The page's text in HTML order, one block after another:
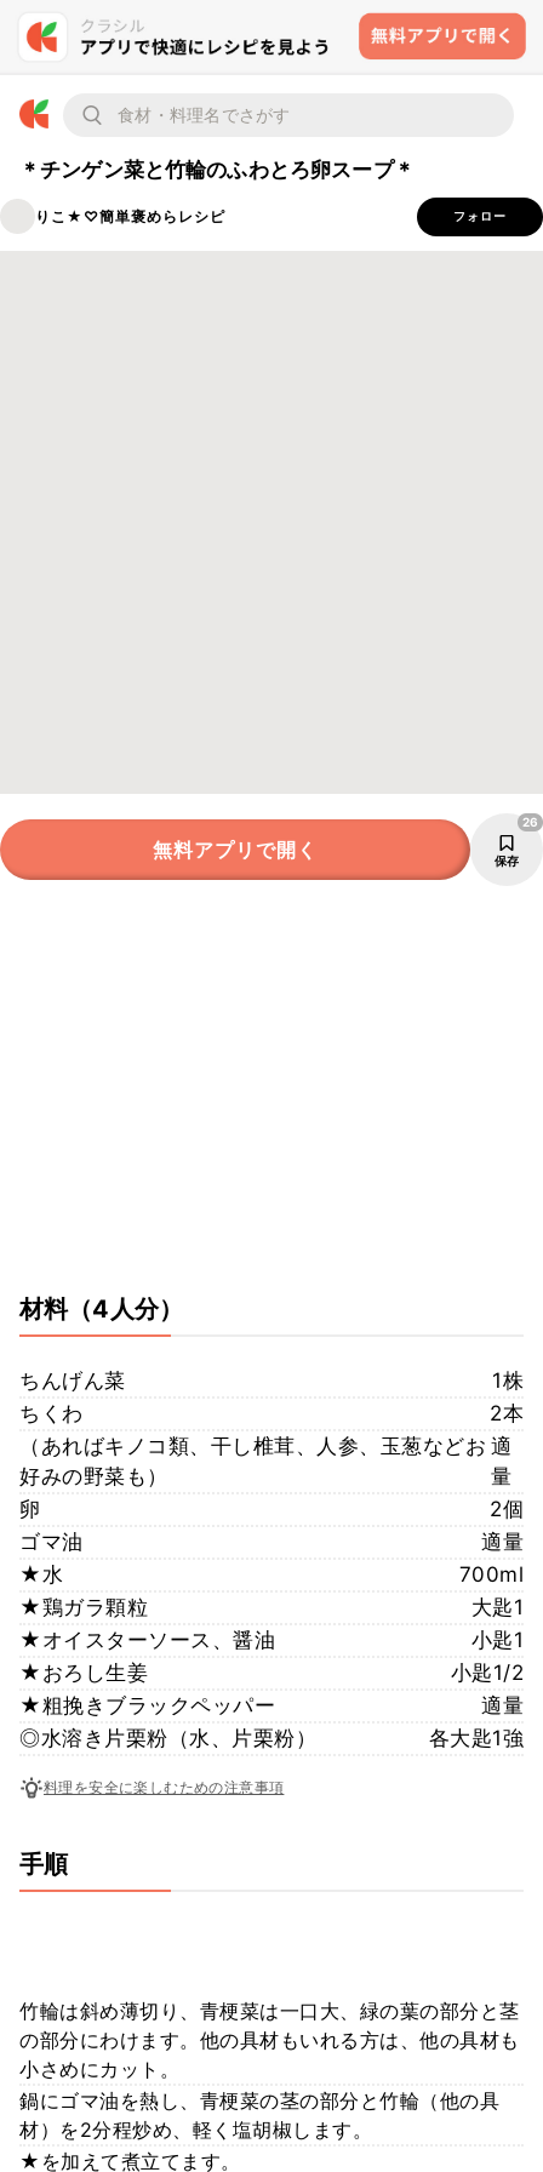
＊チンゲン菜と竹輪のふわとろ卵スープ＊
りこ★♡簡単褒めらレシピ フォロー
無料アプリで開く 保存
26
材料（4人分）
ちんげん菜
1株
ちくわ
2本
（あればキノコ類、干し椎茸、人参、玉葱などお
好みの野菜も）
適
量
卵
2個
ゴマ油
適量
★水
700ml
★鶏ガラ顆粒
大匙1
★オイスターソース、醤油
小匙1
★おろし生姜
小匙1/2
★粗挽きブラックペッパー
適量
◎水溶き片栗粉（水、片栗粉）
各大匙1強
料理を安全に楽しむための注意事項
手順
竹輪は斜め薄切り、青梗菜は一口大、緑の葉の部分と茎
の部分にわけます。他の具材もいれる方は、他の具材も
小さめにカット。
鍋にゴマ油を熱し、青梗菜の茎の部分と竹輪（他の具
材）を2分程炒め、軽く塩胡椒します。
★を加えて煮立てます。